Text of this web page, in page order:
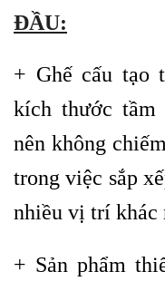
ĐẦU:
+ Ghế cấu tạo
kích thước tầm
nên không
trong việc sắp
nhiều vị trí khác
+ Sản phẩm